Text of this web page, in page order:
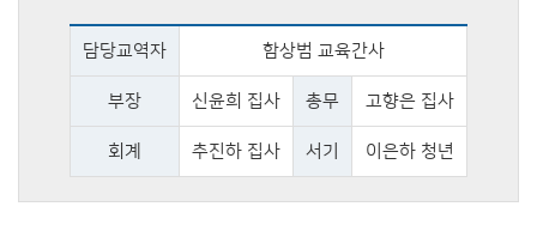
담당교역자 함상범 교육간사
부장 신윤희 집사 총무 고향은 집사
회계 추진하 집사 서기 이은하 청년